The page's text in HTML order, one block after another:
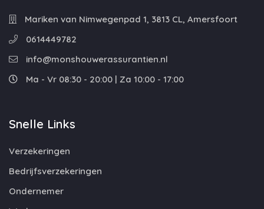
Mariken van Nimwegenpad 1, 3813 CL, Amersfoort
0614449782
info@monshouwerassurantien.nl
Ma - Vr 08:30 - 20:00 | Za 10:00 - 17:00
Snelle Links
Verzekeringen
Bedrijfsverzekeringen
Ondernemer